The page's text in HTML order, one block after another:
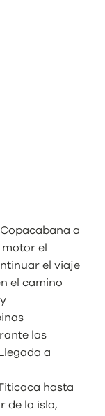
a
el
el viaje
el camino
las
a
hasta
de la isla,